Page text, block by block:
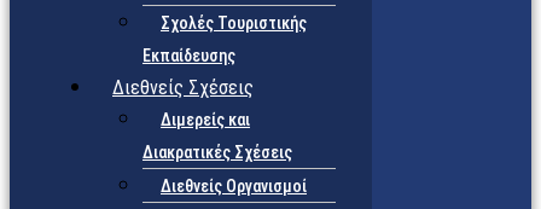
Σχολές Τουριστικής
Εκπαίδευσης
Διεθνείς Σχέσεις
Διμερείς και
Διακρατικές Σχέσεις
Διεθνείς Οργανισμοί